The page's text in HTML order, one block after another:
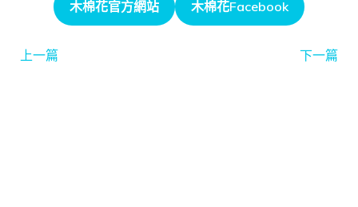
木棉花官方網站 木棉花Facebook
上一篇 下一篇